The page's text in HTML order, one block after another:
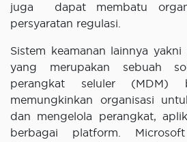
juga dapat membatu
persyaratan regulasi.
Sistem keamanan lainnya
yang merupakan sebuah
perangkat seluler (MDM)
memungkinkan organisasi
dan mengelola perangkat,
berbagai platform.